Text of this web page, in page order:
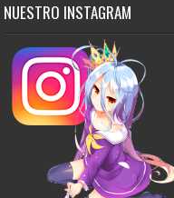
NUESTRO INSTAGRAM